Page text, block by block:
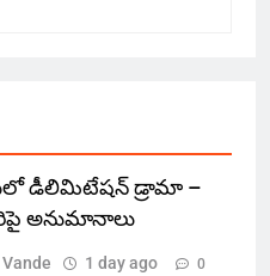
డీలిమిటేషన్ డ్రామా –
అనుమానాలు
1 day ago 0